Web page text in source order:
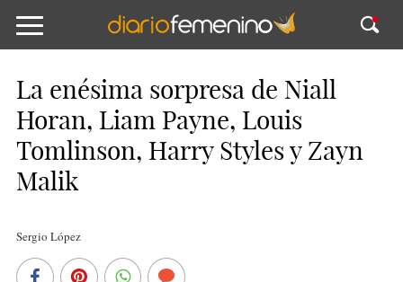
La enésima sorpresa de Niall
Horan, Liam Payne, Louis
Tomlinson, Harry Styles y Zayn
Malik
Sergio López